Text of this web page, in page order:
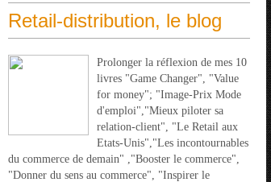
Retail-distribution, le blog
Prolonger la réflexion de mes 10
livres "Game Changer", "Value
for money"; "Image-Prix Mode
d'emploi","Mieux piloter sa
relation-client", "Le Retail aux
Etats-Unis","Les incontournables
du commerce de demain" ,"Booster le commerce",
"Donner du sens au commerce", "Inspirer le